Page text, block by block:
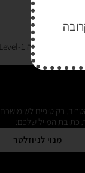
רק טיפים לשימושכם,
כתובת המייל שלכם:
מנוי לניוזלטר